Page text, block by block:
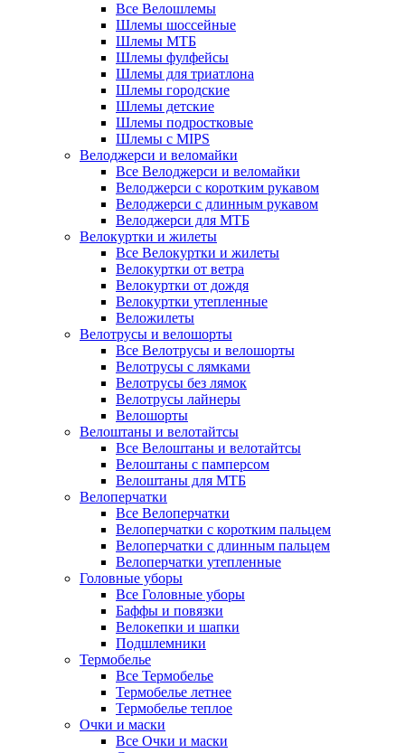
Все Велошлемы
Шлемы шоссейные
Шлемы МТБ
Шлемы фулфейсы
Шлемы для триатлона
Шлемы городские
Шлемы детские
Шлемы подростковые
Шлемы с MIPS
Велоджерси и веломайки
Все Велоджерси и веломайки
Велоджерси с коротким рукавом
Велоджерси с длинным рукавом
Велоджерси для МТБ
Велокуртки и жилеты
Все Велокуртки и жилеты
Велокуртки от ветра
Велокуртки от дождя
Велокуртки утепленные
Веложилеты
Велотрусы и велошорты
Все Велотрусы и велошорты
Велотрусы с лямками
Велотрусы без лямок
Велотрусы лайнеры
Велошорты
Велоштаны и велотайтсы
Все Велоштаны и велотайтсы
Велоштаны с памперсом
Велоштаны для МТБ
Велоперчатки
Все Велоперчатки
Велоперчатки с коротким пальцем
Велоперчатки с длинным пальцем
Велоперчатки утепленные
Головные уборы
Все Головные уборы
Баффы и повязки
Велокепки и шапки
Подшлемники
Термобелье
Все Термобелье
Термобелье летнее
Термобелье теплое
Очки и маски
Все Очки и маски